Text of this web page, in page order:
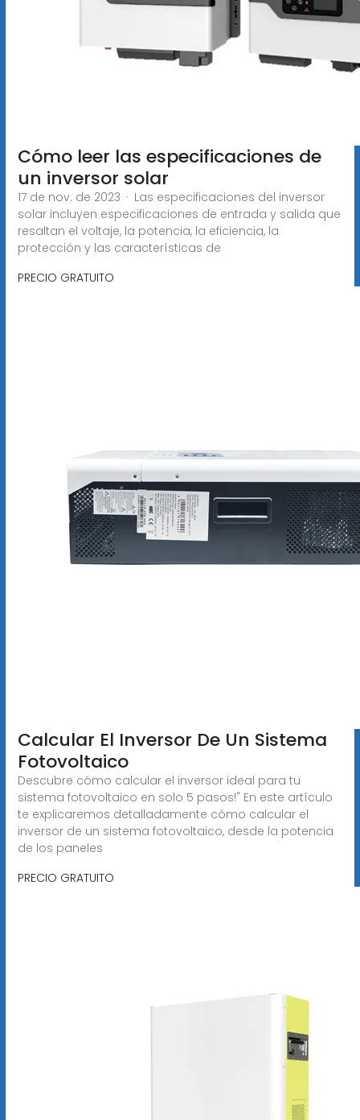
Cómo leer las especificaciones de
un inversor solar
17 de nov. de 2023 · Las especificaciones del inversor
solar incluyen especificaciones de entrada y salida que
resaltan el voltaje, la potencia, la eficiencia, la
protección y las características de
PRECIO GRATUITO
Calcular El Inversor De Un Sistema
Fotovoltaico
Descubre cómo calcular el inversor ideal para tu
sistema fotovoltaico en solo 5 pasos!" En este artículo
te explicaremos detalladamente cómo calcular el
inversor de un sistema fotovoltaico, desde la potencia
de los paneles
PRECIO GRATUITO